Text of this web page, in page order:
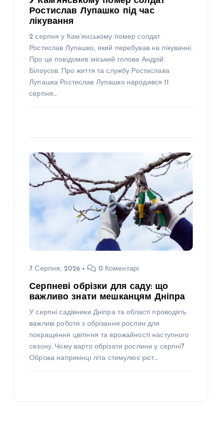
Ростислав Лупашко під час
лікування
2 серпня у Кам’янському помер солдат
Ростислав Лупашко, який перебував на лікуванні.
Про це повідомив міський голова Андрій
Білоусов. Про життя та службу Ростислава
Лупашка Ростислав Лупашко народився 11
серпня…
7 Серпня, 2026 0 Коментарі
Серпневі обрізки для саду: що
важливо знати мешканцям Дніпра
У серпні садівники Дніпра та області проводять
важливі роботи з обрізання рослин для
покращення цвітіння та врожайності наступного
сезону. Чому варто обрізати рослини у серпні?
Обрізка наприкінці літа стимулює ріст…